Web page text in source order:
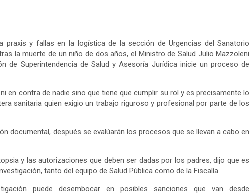
praxis y fallas en la logística de la sección de Urgencias del Sanatorio
la muerte de un niño de dos años, el Ministro de Salud Julio Mazzoleni
de Superintendencia de Salud y Asesoría Jurídica inicie un proceso de
en contra de nadie sino que tiene que cumplir su rol y es precisamente lo
sanitaria quien exigio un trabajo riguroso y profesional por parte de los
documental, después se evalúarán los procesos que se llevan a cabo en
y las autorizaciones que deben ser dadas por los padres, dijo que es
tanto del equipo de Salud Pública como de la Fiscalía.
puede desembocar en posibles sanciones que van desde